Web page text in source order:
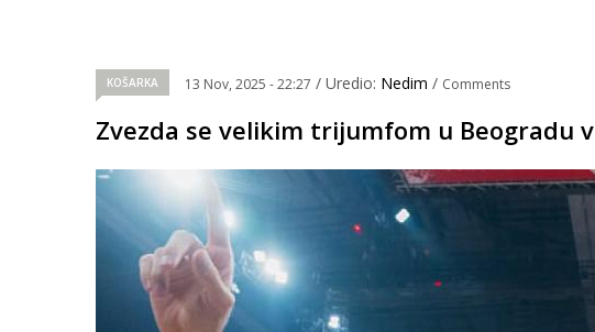
KOŠARKA 13 Nov, 2025 - 22:27 / Uredio: Nedim / Comments
Zvezda se velikim trijumfom u Beogradu